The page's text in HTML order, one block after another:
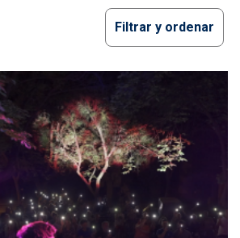
Filtrar y ordenar